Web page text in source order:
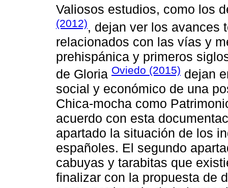
Valiosos estudios, como los
(2012), dejan ver los avances
relacionados con las vías y
prehispánica y primeros
de Gloria Oviedo (2015) dejan
social y económico de una
Chica-mocha como
acuerdo con esta
apartado la situación de los
españoles. El segundo
cabuyas y tarabitas que
finalizar con la propuesta de